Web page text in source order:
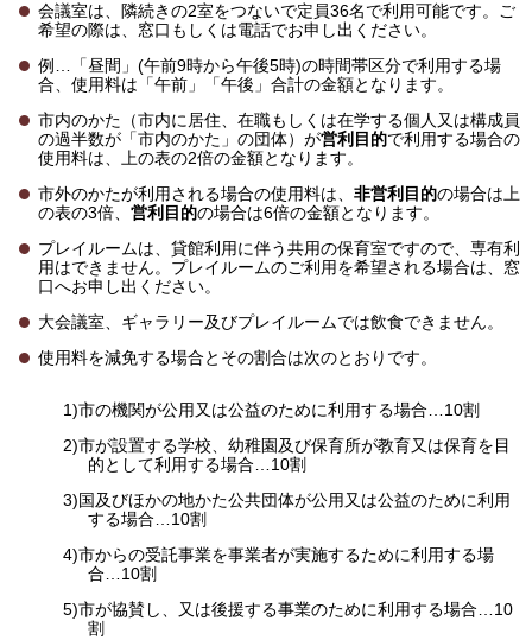
会議室は、隣続きの2室をつないで定員36名で利用可能です。ご
希望の際は、窓口もしくは電話でお申し出ください。
例…「昼間」(午前9時から午後5時)の時間帯区分で利用する場
合、使用料は「午前」「午後」合計の金額となります。
市内のかた（市内に居住、在職もしくは在学する個人又は構成員
の過半数が「市内のかた」の団体）が営利目的で利用する場合の
使用料は、上の表の2倍の金額となります。
市外のかたが利用される場合の使用料は、 非営利目的の場合は上
の表の3倍、 営利目的の場合は6倍の金額となります。
プレイルームは、貸館利用に伴う共用の保育室ですので、専有利
用はできません。プレイルームのご利用を希望される場合は、窓
口へお申し出ください。
大会議室、ギャラリー及びプレイルームでは飲食できません。
使用料を減免する場合とその割合は次のとおりです。
1)市の機関が公用又は公益のために利用する場合…10割
2)市が設置する学校、幼稚園及び保育所が教育又は保育を目
的として利用する場合…10割
3)国及びほかの地かた公共団体が公用又は公益のために利用
する場合…10割
4)市からの受託事業を事業者が実施するために利用する場
合…10割
5)市が協賛し、又は後援する事業のために利用する場合…10
割